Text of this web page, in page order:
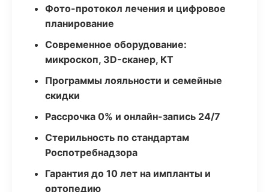
Фото-протокол лечения и цифровое
планирование
Современное оборудование:
микроскоп, 3D-сканер, КТ
Программы лояльности и семейные
скидки
Рассрочка 0% и онлайн-запись 24/7
Стерильность по стандартам
Роспотребнадзора
Гарантия до 10 лет на импланты и
ортопедию